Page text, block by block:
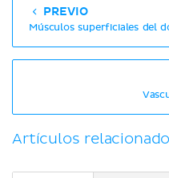
PREVIO
Músculos superficiales del
Artículos